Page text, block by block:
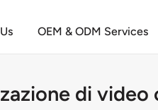
OEM & ODM Services
di video